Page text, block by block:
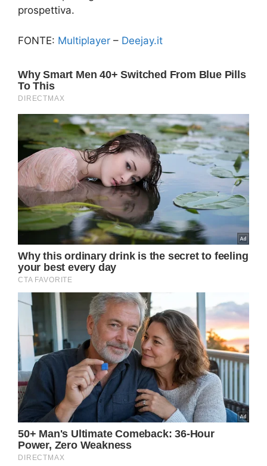
prospettiva.
FONTE: Multiplayer – Deejay.it